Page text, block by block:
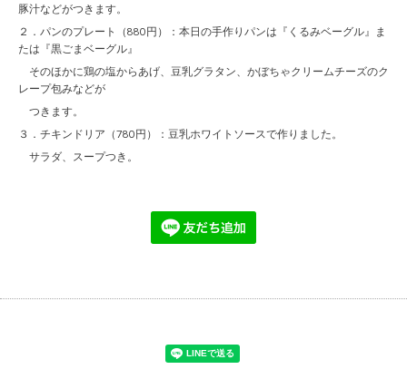
豚汁などがつきます。
２．パンのプレート（880円）：本日の手作りパンは『くるみベーグル』ま
たは『黒ごまベーグル』
そのほかに鶏の塩からあげ、豆乳グラタン、かぼちゃクリームチーズのク
レープ包みなどが
つきます。
３．チキンドリア（780円）：豆乳ホワイトソースで作りました。
サラダ、スープつき。